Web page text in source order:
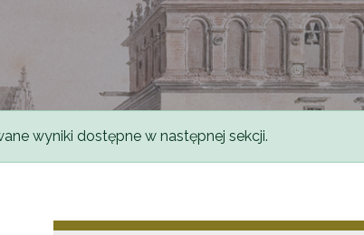
wyniki dostępne w następnej sekcji.